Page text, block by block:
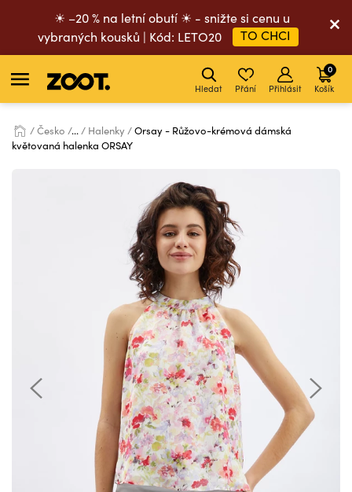
☀ –20 % na letní obutí ☀ - snižte si cenu u
vybraných kousků | Kód: LETO20
TO CHCI
Hledat Přání Přihlásit Košík
0
Česko ... Halenky
Orsay - Růžovo-krémová dámská
květovaná halenka ORSAY